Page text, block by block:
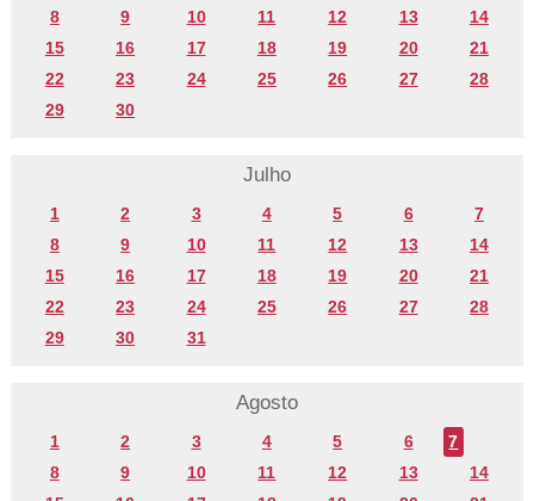
8
9 10 11 12 13
14
15
16 17 18 19 20
21
22
23 24 25 26 27
28
29
30
Julho
1 2 3 4 5 6
7
8
9 10 11 12 13
14
15
16 17 18 19 20
21
22
23 24 25 26 27
28
29
30 31
Agosto
1 2 3 4 5 6
7
8
9 10 11 12 13
14